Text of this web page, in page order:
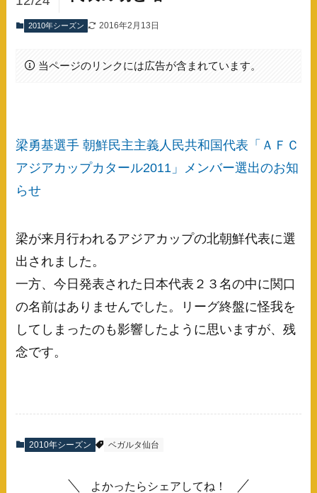
2010年シーズン 2016年2月13日
当ページのリンクには広告が含まれています。
梁勇基選手 朝鮮民主主義人民共和国代表「ＡＦＣ
アジアカップカタール2011」メンバー選出のお知
らせ
梁が来月行われるアジアカップの北朝鮮代表に選
出されました。
一方、今日発表された日本代表２３名の中に関口
の名前はありませんでした。リーグ終盤に怪我を
してしまったのも影響したように思いますが、残
念です。
2010年シーズン ベガルタ仙台
よかったらシェアしてね！